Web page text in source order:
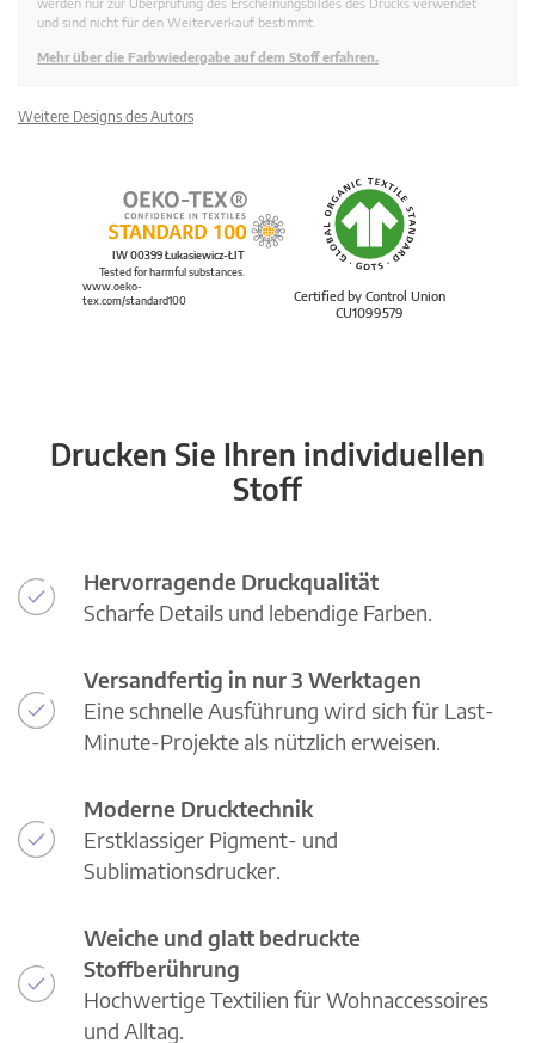
und sind nicht für den Weiterverkauf bestimmt.
Mehr über die Farbwiedergabe auf dem Stoff erfahren.
Weitere Designs des Autors
Certified by Control Union
CU1099579
IW 00399 Łukasiewicz-ŁIT
Tested for harmful substances.
www.oeko-
tex.com/standard100
Drucken Sie Ihren individuellen
Stoff
Hervorragende Druckqualität
Scharfe Details und lebendige Farben.
Versandfertig in nur 3 Werktagen
Eine schnelle Ausführung wird sich für Last-
Minute-Projekte als nützlich erweisen.
Moderne Drucktechnik
Erstklassiger Pigment- und
Sublimationsdrucker.
Weiche und glatt bedruckte
Stoffberührung
Hochwertige Textilien für Wohnaccessoires
und Alltag.